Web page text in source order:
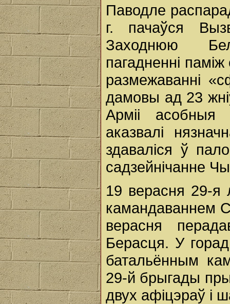
Паводле
г. пачаўся
Заходнюю
пагадненні паміж
размежаванні
дамовы ад 23
Арміі асобныя
аказвалі
здаваліся ў
садзейнічанне
19 верасня 29-я
камандаваннем
верасня
Берасця. У
батальённым
29-й брыгады
двух афіцэраў і